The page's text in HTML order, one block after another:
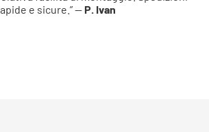
e sicure.” — P. Ivan